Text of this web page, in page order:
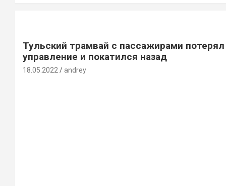
Тульский трамвай с пассажирами потерял
управление и покатился назад
18.05.2022 andrey